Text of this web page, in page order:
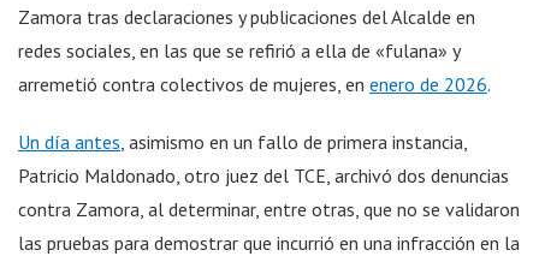
Zamora tras declaraciones y publicaciones del Alcalde en
redes sociales, en las que se refirió a ella de «fulana» y
arremetió contra colectivos de mujeres, en enero de 2026.
Un día antes , asimismo en un fallo de primera instancia,
Patricio Maldonado, otro juez del TCE, archivó dos denuncias
contra Zamora, al determinar, entre otras, que no se validaron
las pruebas para demostrar que incurrió en una infracción en la